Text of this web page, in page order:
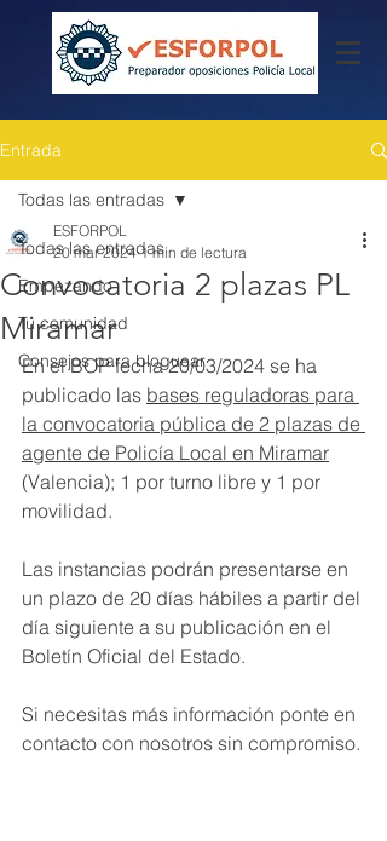
Entrada
Todas las entradas
Empezando
Tu comunidad
Consejos para bloguear
Todas las entradas
Convocatoria 2 plazas PL
Miramar
ESFORPOL
20 mar 2024 1 min de lectura
En el BOP fecha 20/03/2024 se ha
publicado las bases reguladoras para
la convocatoria pública de 2 plazas de
agente de Policía Local en Miramar
(Valencia); 1 por turno libre y 1 por
movilidad.
Las instancias podrán presentarse en
un plazo de 20 días hábiles a partir del
día siguiente a su publicación en el
Boletín Oficial del Estado.
Si necesitas más información ponte en
contacto con nosotros sin compromiso.